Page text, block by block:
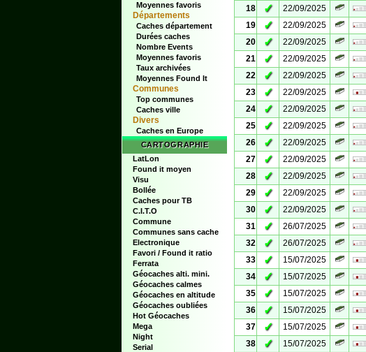
Moyennes favoris
Départements
Caches département
Durées caches
Nombre Events
Moyennes favoris
Taux archivées
Moyennes Found It
Communes
Top communes
Caches ville
Divers
Caches en Europe
CARTOGRAPHIE
LatLon
Found it moyen
Visu
Bollée
Caches pour TB
C.I.T.O
Commune
Communes sans cache
Electronique
Favori / Found it ratio
Ferrata
Géocaches alti. mini.
Géocaches calmes
Géocaches en altitude
Géocaches oubliées
Hot Géocaches
Mega
Night
Serial
18
✓ 22/09/2025
19
✓ 22/09/2025
20
✓ 22/09/2025
21
✓ 22/09/2025
22
✓ 22/09/2025
23
✓ 22/09/2025
24
✓ 22/09/2025
25
✓ 22/09/2025
26
✓ 22/09/2025
27
✓ 22/09/2025
28
✓ 22/09/2025
29
✓ 22/09/2025
30
✓ 22/09/2025
31
✓ 26/07/2025
32
✓ 26/07/2025
33
✓ 15/07/2025
34
✓ 15/07/2025
35
✓ 15/07/2025
36
✓ 15/07/2025
37
✓ 15/07/2025
38
✓ 15/07/2025